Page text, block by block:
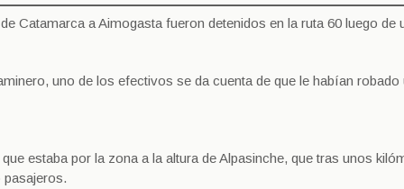
Catamarca a Aimogasta fueron detenidos en la ruta 60 luego de
uno de los efectivos se da cuenta de que le habían robado
estaba por la zona a la altura de Alpasinche, que tras unos